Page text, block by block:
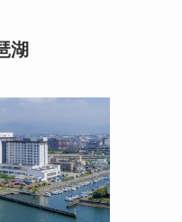
湖